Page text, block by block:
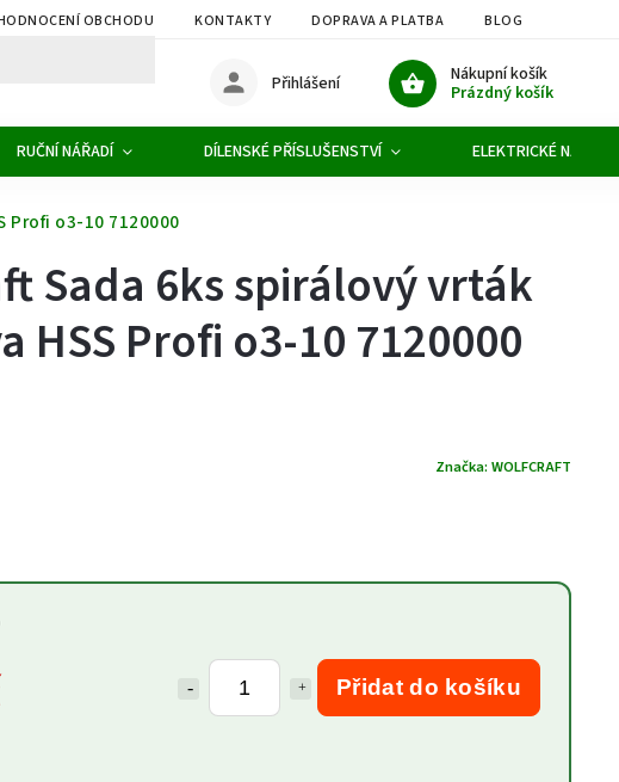
OBCHODU KONTAKTY DOPRAVA A PLATBA BLOG
Nákupní košík
Prázdný košík
Přihlášení
RUČNÍ NÁŘADÍ DÍLENSKÉ PŘÍSLUŠENSTVÍ ELEKTRICKÉ NÁŘADÍ
Profi o3-10 7120000
Přidat do košíku
Sada 6ks spirálový vrták
HSS Profi o3-10 7120000
Značka: WOLFCRAFT